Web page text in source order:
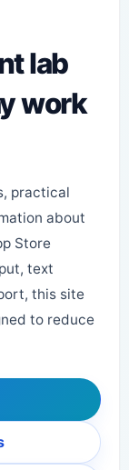
lab
work
practical
about
Store
text
this site
to reduce